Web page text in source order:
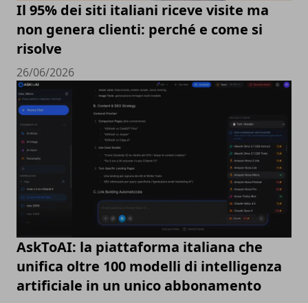
Il 95% dei siti italiani riceve visite ma
non genera clienti: perché e come si
risolve
26/06/2026
AskToAI: la piattaforma italiana che
unifica oltre 100 modelli di intelligenza
artificiale in un unico abbonamento